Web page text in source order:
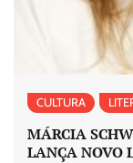
CULTURA
MÁRCIA
LANÇA NOVO